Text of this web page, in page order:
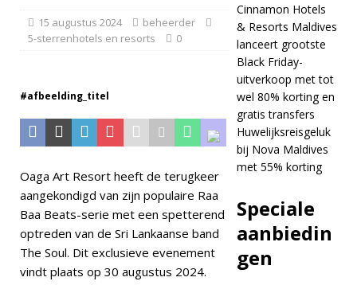
Kerstmis en
STERRENHOTELS
[ 21 november
2025 ] Black
Friday-aanbieding
op Dhawa Ihuru
15 augustus 2024
beheerder
5-sterrenhotels en resorts
0
#afbeelding_titel
Oaga Art Resort heeft de terugkeer
aangekondigd van zijn populaire Raa
Baa Beats-serie met een spetterend
optreden van de Sri Lankaanse band
The Soul. Dit exclusieve evenement
vindt plaats op 30 augustus 2024.
Cinnamon Hotels
& Resorts Maldives
lanceert grootste
Black Friday-
uitverkoop met tot
wel 80% korting en
gratis transfers
Huwelijksreisgeluk
bij Nova Maldives
met 55% korting
Speciale
aanbiedin
gen